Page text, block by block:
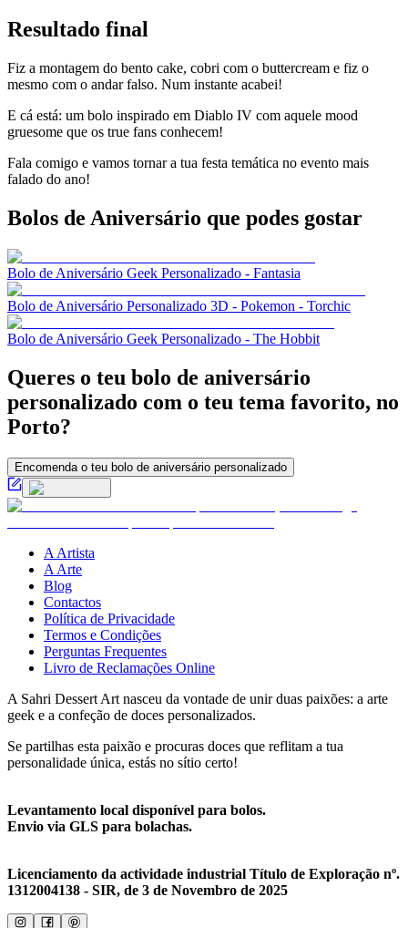
Resultado final
Fiz a montagem do bento cake, cobri com o buttercream e fiz o
mesmo com o andar falso. Num instante acabei!
E cá está: um bolo inspirado em Diablo IV com aquele mood
gruesome que os true fans conhecem!
Fala comigo e vamos tornar a tua festa temática no evento mais
falado do ano!
Bolos de Aniversário que podes gostar
Bolo de Aniversário Geek Personalizado - Fantasia
Bolo de Aniversário Personalizado 3D - Pokemon - Torchic
Bolo de Aniversário Geek Personalizado - The Hobbit
Queres o teu bolo de aniversário
personalizado com o teu tema favorito, no
Porto?
Encomenda o teu bolo de aniversário personalizado
A Artista
A Arte
Blog
Contactos
Política de Privacidade
Termos e Condições
Perguntas Frequentes
Livro de Reclamações Online
A Sahri Dessert Art nasceu da vontade de unir duas paixões: a arte
geek e a confeção de doces personalizados.
Se partilhas esta paixão e procuras doces que reflitam a tua
personalidade única, estás no sítio certo!
Levantamento local disponível para bolos.
Envio via GLS para bolachas.
Licenciamento da actividade industrial Título de Exploração nº.
1312004138 - SIR, de 3 de Novembro de 2025